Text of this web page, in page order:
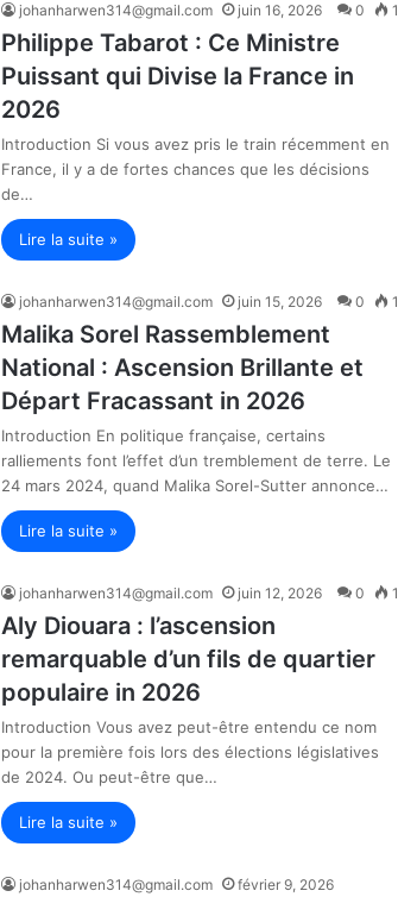
johanharwen314@gmail.com juin 16, 2026 0 1
Philippe Tabarot : Ce Ministre
Puissant qui Divise la France in
2026
Introduction Si vous avez pris le train récemment en
France, il y a de fortes chances que les décisions
de…
Lire la suite »
johanharwen314@gmail.com juin 15, 2026 0 1
Malika Sorel Rassemblement
National : Ascension Brillante et
Départ Fracassant in 2026
Introduction En politique française, certains
ralliements font l’effet d’un tremblement de terre. Le
24 mars 2024, quand Malika Sorel-Sutter annonce…
Lire la suite »
johanharwen314@gmail.com juin 12, 2026 0 1
Aly Diouara : l’ascension
remarquable d’un fils de quartier
populaire in 2026
Introduction Vous avez peut-être entendu ce nom
pour la première fois lors des élections législatives
de 2024. Ou peut-être que…
Lire la suite »
johanharwen314@gmail.com
février 9, 2026